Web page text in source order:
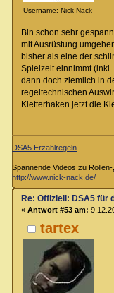
Username: Nick-Nack
Bin schon sehr
mit Ausrüstung
bisher als eine der
Spielzeit einnimmt
dann doch ziemlich in
regeltechnischen
Kletterhaken jetzt die
DSA5 Erzählregeln
Spannende Videos zu
http://www.nick-nack.de/
tartex
Re: Offiziell: DSA5 für
« Antwort #53 am: